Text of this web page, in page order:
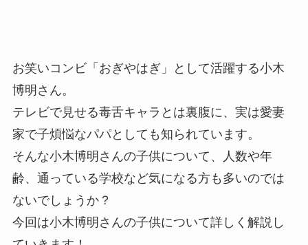
お笑いコンビ「おぎやはぎ」として活躍する小木
博明さん。
テレビで見せる毒舌キャラとは裏腹に、実は愛妻
家で子煩悩なパパとしても知られています。
そんな小木博明さんの子供について、人数や年
齢、通っている学校など気になる方も多いのでは
ないでしょうか？
今回は小木博明さんの子供について詳しく解説し